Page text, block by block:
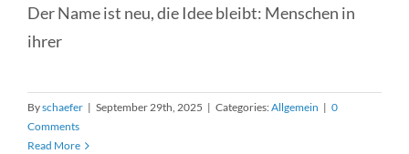
Der Name ist neu, die Idee bleibt: Menschen in
ihrer
Byschaefer | September 29th, 2025 | Categories:Allgemein | 0
Comments
Read More